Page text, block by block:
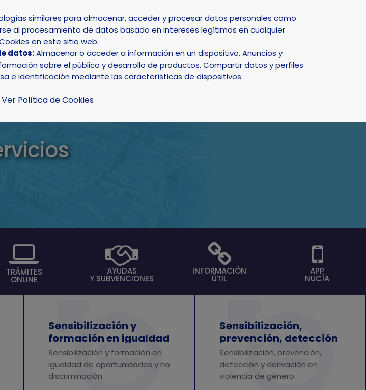
Select Language
INICIO AYUNTAMIENTO LA NUCÍA DEPORTE NATURALEZA SMART CITY
similares para almacenar, acceder y procesar datos personales como
al procesamiento de datos basado en intereses legítimos en cualquier
en este sitio web.
datos:Almacenar o acceder a información en un dispositivo, Anuncios y
sobre el público y desarrollo de productos, Compartir datos y perfiles
e identificación mediante las características de dispositivos
Ver Política de Cookies
TRÁMITES
ONLINE
AYUDAS
Y SUBVENCIONES
INFORMACIÓN
ÚTIL
APP
NUCÍA
Sensibilización y
formación en igualdad
de oportunidades y no
discriminación.
Sensibilización y formación en
igualdad de oportunidades y no
discriminación.
Sensibilización,
prevención, detección
y derivación en
violencia de género.
Sensibilización, prevención,
detección y derivación en
violencia de género.